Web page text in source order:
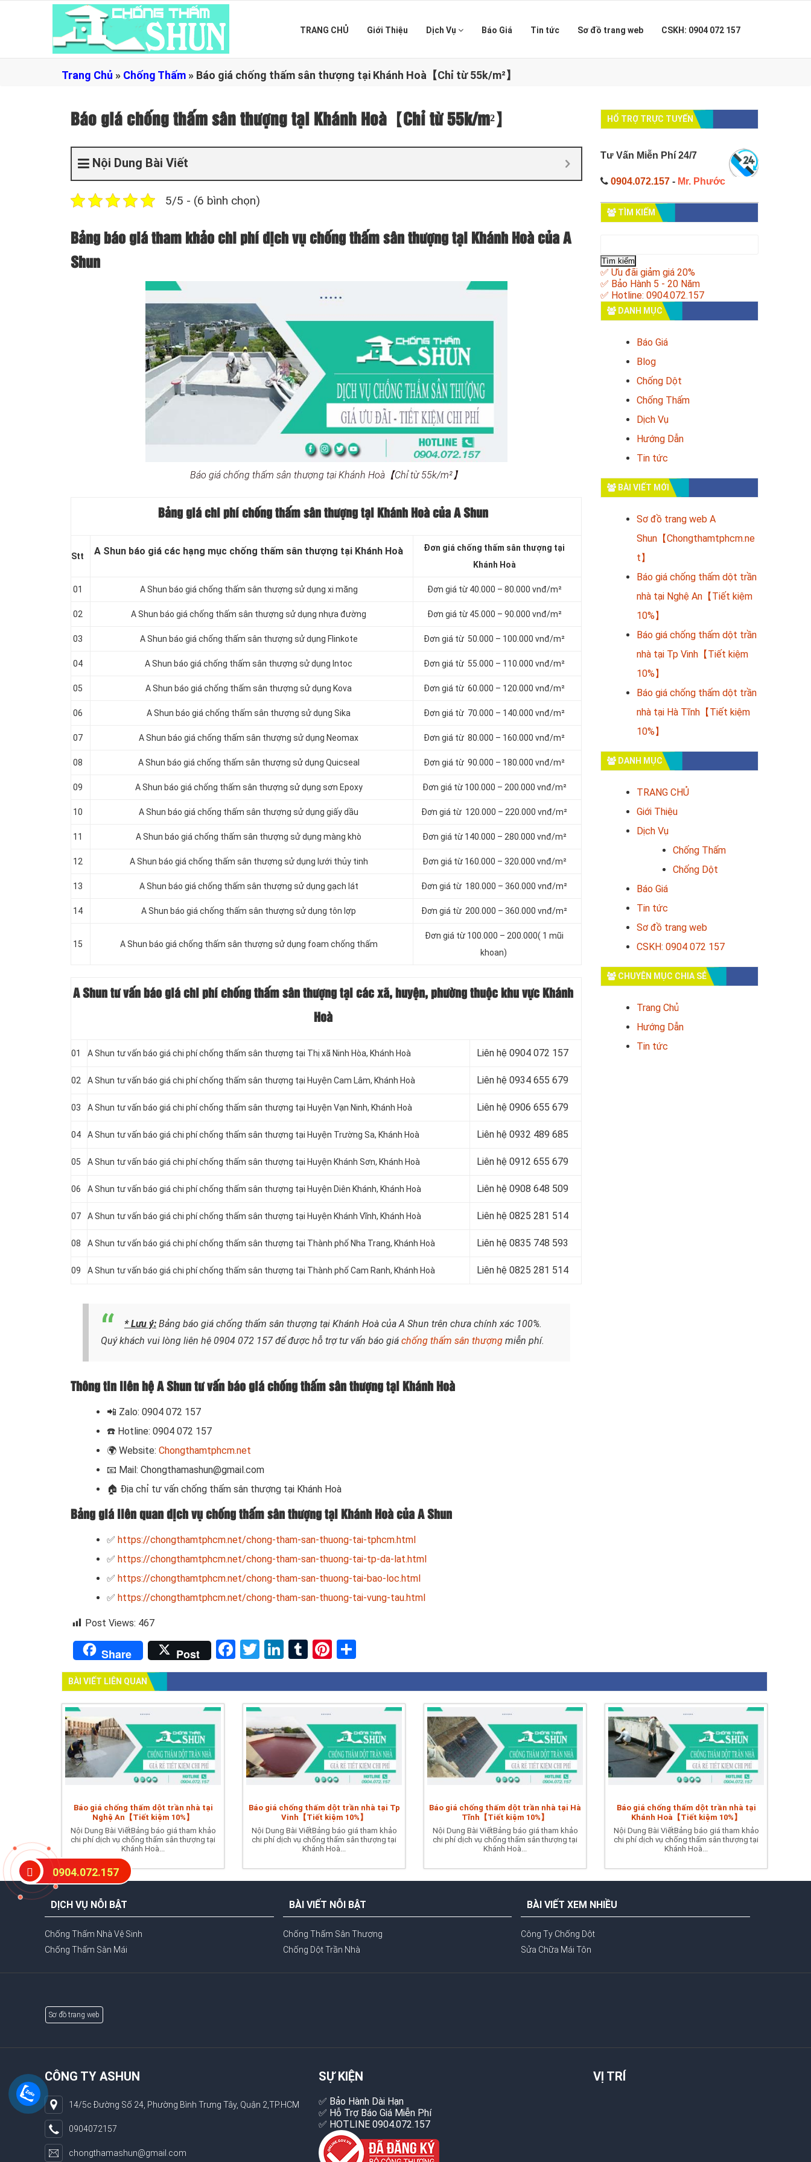
TRANG CHỦ Giới Thiệu Dịch Vụ Báo Giá Tin tức Sơ đồ trang web CSKH: 0904 072 157
Trang Chủ » Chống Thấm » Báo giá chống thấm sân thượng tại Khánh Hoà【Chỉ từ 55k/m²】
Báo giá chống thấm sân thượng tại Khánh Hoà【Chỉ từ 55k/m²】
Nội Dung Bài Viết
5/5 - (6 bình chọn)
Bảng báo giá tham khảo chi phí dịch vụ chống thấm sân thượng tại Khánh Hoà của A
Shun
Báo giá chống thấm sân thượng tại Khánh Hoà【Chỉ từ 55k/m²】
Bảng giá chi phí chống thấm sân thượng tại Khánh Hoà của A Shun
Stt A Shun báo giá các hạng mục chống thấm sân thượng tại Khánh Hoà
Đơn giá chống thấm sân thượng tại
Khánh Hoà
01 A Shun báo giá chống thấm sân thượng sử dụng xi măng Đơn giá từ 40.000 – 80.000 vnđ/m²
02 A Shun báo giá chống thấm sân thượng sử dụng nhựa đường Đơn giá từ 45.000 – 90.000 vnđ/m²
03 A Shun báo giá chống thấm sân thượng sử dụng Flinkote Đơn giá từ 50.000 – 100.000 vnđ/m²
04 A Shun báo giá chống thấm sân thượng sử dụng Intoc Đơn giá từ 55.000 – 110.000 vnđ/m²
05 A Shun báo giá chống thấm sân thượng sử dụng Kova Đơn giá từ 60.000 – 120.000 vnđ/m²
06 A Shun báo giá chống thấm sân thượng sử dụng Sika Đơn giá từ 70.000 – 140.000 vnđ/m²
07 A Shun báo giá chống thấm sân thượng sử dụng Neomax Đơn giá từ 80.000 – 160.000 vnđ/m²
08 A Shun báo giá chống thấm sân thượng sử dụng Quicseal Đơn giá từ 90.000 – 180.000 vnđ/m²
09 A Shun báo giá chống thấm sân thượng sử dụng sơn Epoxy Đơn giá từ 100.000 – 200.000 vnđ/m²
10 A Shun báo giá chống thấm sân thượng sử dụng giấy dầu Đơn giá từ 120.000 – 220.000 vnđ/m²
11 A Shun báo giá chống thấm sân thượng sử dụng màng khò Đơn giá từ 140.000 – 280.000 vnđ/m²
12 A Shun báo giá chống thấm sân thượng sử dụng lưới thủy tinh Đơn giá từ 160.000 – 320.000 vnđ/m²
13 A Shun báo giá chống thấm sân thượng sử dụng gạch lát Đơn giá từ 180.000 – 360.000 vnđ/m²
14 A Shun báo giá chống thấm sân thượng sử dụng tôn lợp Đơn giá từ 200.000 – 360.000 vnđ/m²
15 A Shun báo giá chống thấm sân thượng sử dụng foam chống thấm
Đơn giá từ 100.000 – 200.000( 1 mũi
khoan)
A Shun tư vấn báo giá chi phí chống thấm sân thượng tại các xã, huyện, phường thuộc khu vực Khánh
Hoà
01 A Shun tư vấn báo giá chi phí chống thấm sân thượng tại Thị xã Ninh Hòa, Khánh Hoà Liên hệ 0904 072 157
02 A Shun tư vấn báo giá chi phí chống thấm sân thượng tại Huyện Cam Lâm, Khánh Hoà Liên hệ 0934 655 679
03 A Shun tư vấn báo giá chi phí chống thấm sân thượng tại Huyện Vạn Ninh, Khánh Hoà Liên hệ 0906 655 679
04 A Shun tư vấn báo giá chi phí chống thấm sân thượng tại Huyện Trường Sa, Khánh Hoà Liên hệ 0932 489 685
05 A Shun tư vấn báo giá chi phí chống thấm sân thượng tại Huyện Khánh Sơn, Khánh Hoà Liên hệ 0912 655 679
06 A Shun tư vấn báo giá chi phí chống thấm sân thượng tại Huyện Diên Khánh, Khánh Hoà Liên hệ 0908 648 509
07 A Shun tư vấn báo giá chi phí chống thấm sân thượng tại Huyện Khánh Vĩnh, Khánh Hoà Liên hệ 0825 281 514
08 A Shun tư vấn báo giá chi phí chống thấm sân thượng tại Thành phố Nha Trang, Khánh Hoà Liên hệ 0835 748 593
09 A Shun tư vấn báo giá chi phí chống thấm sân thượng tại Thành phố Cam Ranh, Khánh Hoà Liên hệ 0825 281 514
* Lưu ý: Bảng báo giá chống thấm sân thượng tại Khánh Hoà của A Shun trên chưa chính xác 100%.
Quý khách vui lòng liên hệ 0904 072 157 để được hỗ trợ tư vấn báo giá chống thấm sân thượng miễn phí.
Thông tin liên hệ A Shun tư vấn báo giá chống thấm sân thượng tại Khánh Hoà
📲 Zalo: 0904 072 157
☎️ Hotline: 0904 072 157
🌍 Website: Chongthamtphcm.net
📧 Mail: Chongthamashun@gmail.com
🏠 Địa chỉ tư vấn chống thấm sân thượng tại Khánh Hoà
Bảng giá liên quan dịch vụ chống thấm sân thượng tại Khánh Hoà của A Shun
✅ https://chongthamtphcm.net/chong-tham-san-thuong-tai-tphcm.html
✅ https://chongthamtphcm.net/chong-tham-san-thuong-tai-tp-da-lat.html
✅ https://chongthamtphcm.net/chong-tham-san-thuong-tai-bao-loc.html
✅ https://chongthamtphcm.net/chong-tham-san-thuong-tai-vung-tau.html
Post Views: 467
Share Post Facebook
Twitter
LinkedIn
TumblrPinterest
HỔ TRỢ TRỰC TUYẾN
Tư Vấn Miễn Phí 24/7
0904.072.157- Mr. Phước
TÌM KIẾM
cho:
✅ Ưu đãi giảm giá 20%
✅ Bảo Hành 5 - 20 Năm
✅ Hotline: 0904.072.157
DANH MỤC
Báo Giá
Blog
Chống Dột
Chống Thấm
Dịch Vụ
Hướng Dẫn
Tin tức
BÀI VIẾT MỚI
Sơ đồ trang web A
Shun【Chongthamtphcm.ne
t】
Báo giá chống thấm dột trần
nhà tại Nghệ An【Tiết kiệm
10%】
Báo giá chống thấm dột trần
nhà tại Tp Vinh【Tiết kiệm
10%】
Báo giá chống thấm dột trần
nhà tại Hà Tĩnh【Tiết kiệm
10%】
DANH MỤC
TRANG CHỦ
Giới Thiệu
Dịch Vụ
Chống Thấm
Chống Dột
Báo Giá
Tin tức
Sơ đồ trang web
CSKH: 0904 072 157
CHUYÊN MỤC CHIA SẺ
Trang Chủ
Hướng Dẫn
Tin tức
BÀI VIẾT LIÊN QUAN
Báo giá chống thấm dột trần nhà tại
Nghệ An【Tiết kiệm 10%】
Nội Dung Bài ViếtBảng báo giá tham khảo
chi phí dịch vụ chống thấm sân thượng tại
Khánh Hoà...
Báo giá chống thấm dột trần nhà tại Tp
Vinh【Tiết kiệm 10%】
Nội Dung Bài ViếtBảng báo giá tham khảo
chi phí dịch vụ chống thấm sân thượng tại
Khánh Hoà...
Báo giá chống thấm dột trần nhà tại Hà
Tĩnh【Tiết kiệm 10%】
Nội Dung Bài ViếtBảng báo giá tham khảo
chi phí dịch vụ chống thấm sân thượng tại
Khánh Hoà...
Báo giá chống thấm dột trần nhà tại
Khánh Hoà【Tiết kiệm 10%】
Nội Dung Bài ViếtBảng báo giá tham khảo
chi phí dịch vụ chống thấm sân thượng tại
Khánh Hoà...
DỊCH VỤ NỖI BẬT
Chống Thấm Nhà Vệ Sinh
Chống Thấm Sàn Mái
BÀI VIẾT NỖI BẬT
Chống Thấm Sân Thượng
Chống Dột Trần Nhà
BÀI VIẾT XEM NHIỀU
Công Ty Chống Dột
Sửa Chữa Mái Tôn
Sơ đồ trang web
CÔNG TY ASHUN
14/5c Đường Số 24, Phường Bình Trưng Tây, Quận 2,TP.HCM
0904072157
chongthamashun@gmail.com
SỰ KIỆN
✅ Bảo Hành Dài Hạn
✅ Hỗ Trợ Báo Giá Miễn Phí
✅ HOTLINE 0904.072.157
VỊ TRÍ
0904.072.157